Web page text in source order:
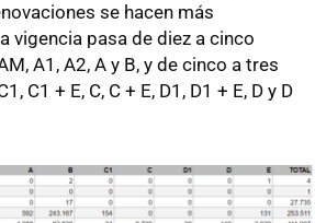
se hacen más
vigencia pasa de diez a cinco
A1, A2, A y B, y de cinco a tres
C1 + E, C, C + E, D1, D1 + E, D y D